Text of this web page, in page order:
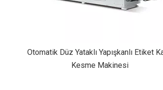
RY-320 Etiket Flekso Baskı Makinası